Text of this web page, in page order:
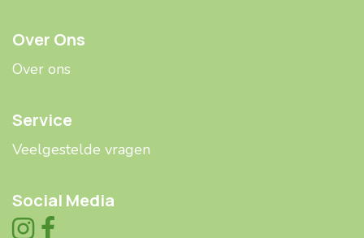
Over Ons
Over ons
Service
Veelgestelde ​​vragen
Social Media